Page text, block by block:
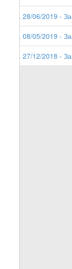
3. 28/06/2019 -
2. 08/05/2019 -
1. 27/12/2018 -